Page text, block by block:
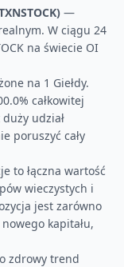
—
W ciągu 24
na świecie OI
na 1 Giełdy.
całkowitej
udział
poruszyć cały
to łączna wartość
wieczystych i
jest zarówno
kapitału,
zdrowy trend